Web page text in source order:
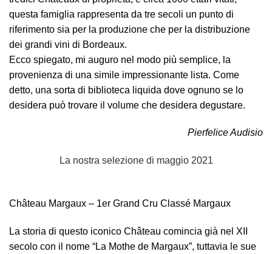
questa famiglia rappresenta da tre secoli un punto di
riferimento sia per la produzione che per la distribuzione
dei grandi vini di Bordeaux.
Ecco spiegato, mi auguro nel modo più semplice, la
provenienza di una simile impressionante lista. Come
detto, una sorta di biblioteca liquida dove ognuno se lo
desidera può trovare il volume che desidera degustare.
Pierfelice Audisio
La nostra selezione di maggio 2021
Château Margaux – 1er Grand Cru Classé Margaux
La storia di questo iconico Château comincia già nel XII
secolo con il nome “La Mothe de Margaux”, tuttavia le sue